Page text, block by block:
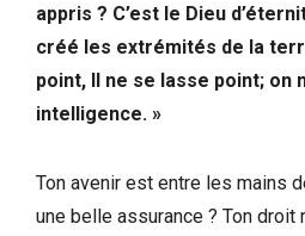
appris ? C’est le Dieu
créé les extrémités de la
point, Il ne se lasse point; on
intelligence. »
Ton avenir est entre les mains
une belle assurance ? Ton droit